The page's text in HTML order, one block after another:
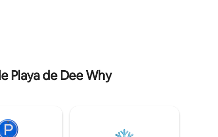
Playa de Dee Why